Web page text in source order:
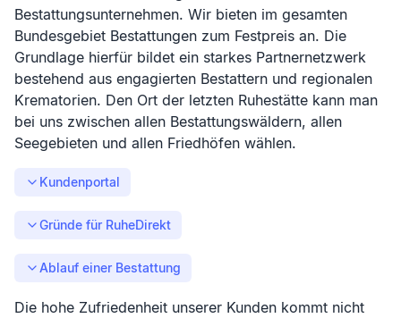
Bestattungsunternehmen. Wir bieten im gesamten
Bundesgebiet Bestattungen zum Festpreis an. Die
Grundlage hierfür bildet ein starkes Partnernetzwerk
bestehend aus engagierten Bestattern und regionalen
Krematorien. Den Ort der letzten Ruhestätte kann man
bei uns zwischen allen Bestattungswäldern, allen
Seegebieten und allen Friedhöfen wählen.
Kundenportal
Gründe für RuheDirekt
Ablauf einer Bestattung
Die hohe Zufriedenheit unserer Kunden kommt nicht